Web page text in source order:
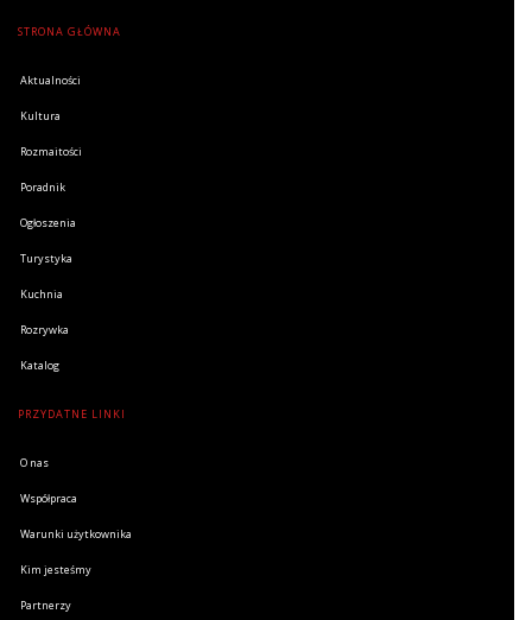
STRONA GŁÓWNA
Aktualności
Kultura
Rozmaitości
Poradnik
Ogłoszenia
Turystyka
Kuchnia
Rozrywka
Katalog
PRZYDATNE LINKI
O nas
Współpraca
Warunki użytkownika
Kim jesteśmy
Partnerzy